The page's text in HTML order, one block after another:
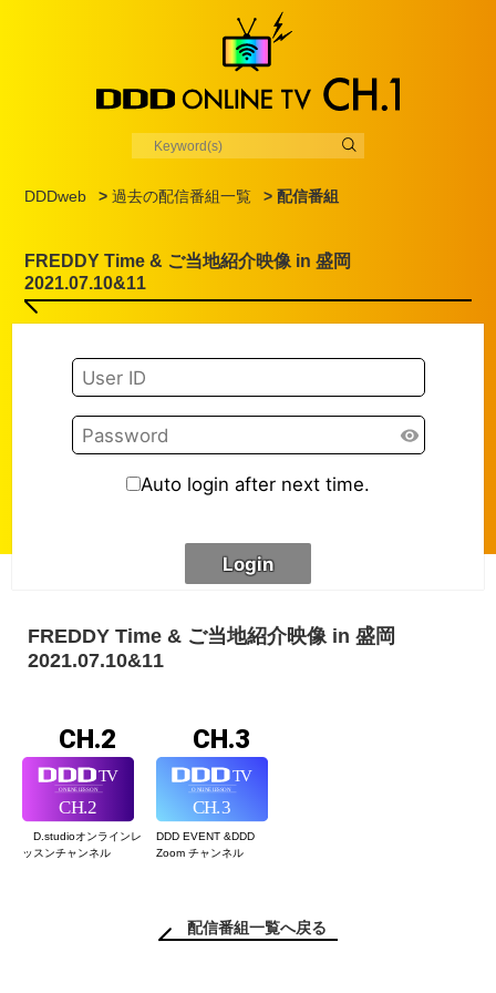
DDDweb >過去の配信番組一覧 > 配信番組
FREDDY Time & ご当地紹介映像 in 盛岡
2021.07.10&11
FREDDY Time & ご当地紹介映像 in 盛岡
2021.07.10&11
CH.2
D.studioオンラインレ
ッスンチャンネル
CH.3
DDD EVENT &DDD
Zoom チャンネル
配信番組一覧へ戻る